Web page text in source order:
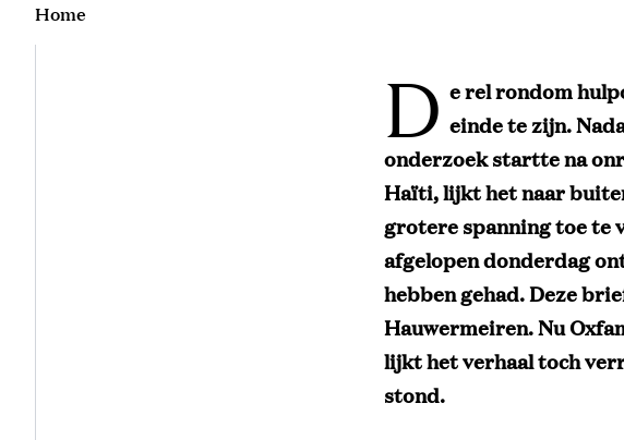
Home
D e rel rondom
einde te zijn.
onderzoek startte na
Haïti, lijkt het naar
grotere spanning toe te
afgelopen donderdag
hebben gehad. Deze
Hauwermeiren. Nu
lijkt het verhaal toch
stond.